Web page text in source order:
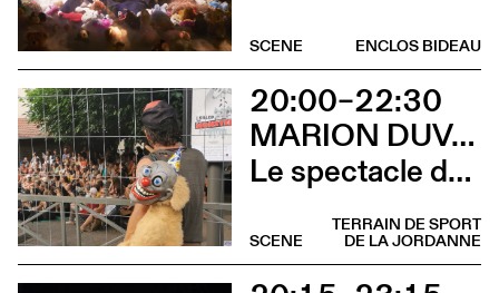
ENCLOS BIDEAU
SCENE
20:00–22:30
MARION DUVAL - CIE CHRIS CADILLAC
Le spectacle de merde
TERRAIN DE SPORT
DE LA JORDANNE
SCENE